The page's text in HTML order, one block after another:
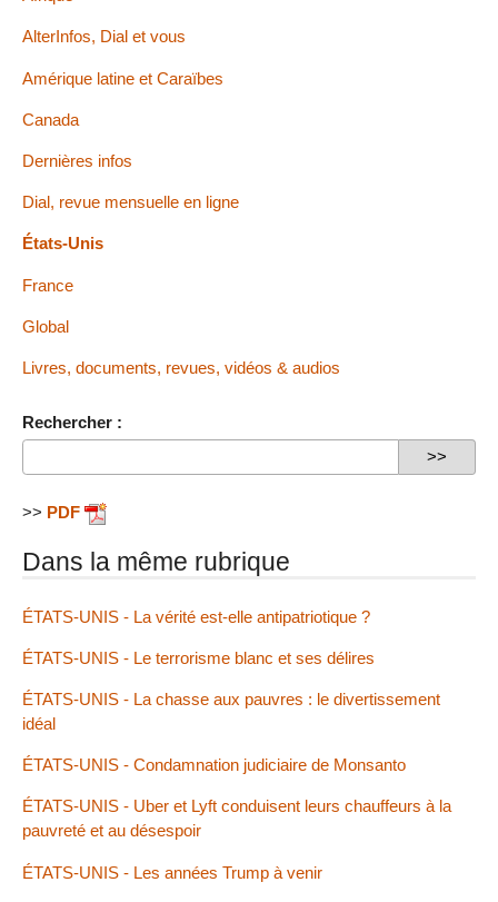
AlterInfos, Dial et vous
Amérique latine et Caraïbes
Canada
Dernières infos
Dial, revue mensuelle en ligne
États-Unis
France
Global
Livres, documents, revues, vidéos & audios
Rechercher :
>> PDF
Dans la même rubrique
ÉTATS-UNIS - La vérité est-elle antipatriotique ?
ÉTATS-UNIS - Le terrorisme blanc et ses délires
ÉTATS-UNIS - La chasse aux pauvres : le divertissement
idéal
ÉTATS-UNIS - Condamnation judiciaire de Monsanto
ÉTATS-UNIS - Uber et Lyft conduisent leurs chauffeurs à la
pauvreté et au désespoir
ÉTATS-UNIS - Les années Trump à venir